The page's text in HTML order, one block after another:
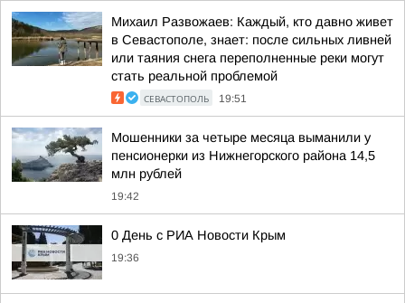
Михаил Развожаев: Каждый, кто давно живет
в Севастополе, знает: после сильных ливней
или таяния снега переполненные реки могут
стать реальной проблемой
СЕВАСТОПОЛЬ 19:51
Мошенники за четыре месяца выманили у
пенсионерки из Нижнегорского района 14,5
млн рублей
19:42
0 День с РИА Новости Крым
19:36